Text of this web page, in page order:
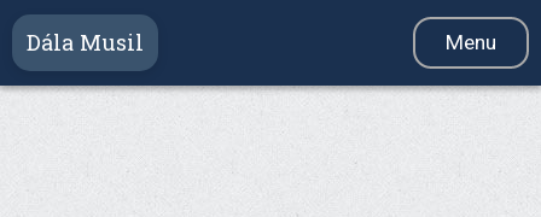
Dála Musil Menu